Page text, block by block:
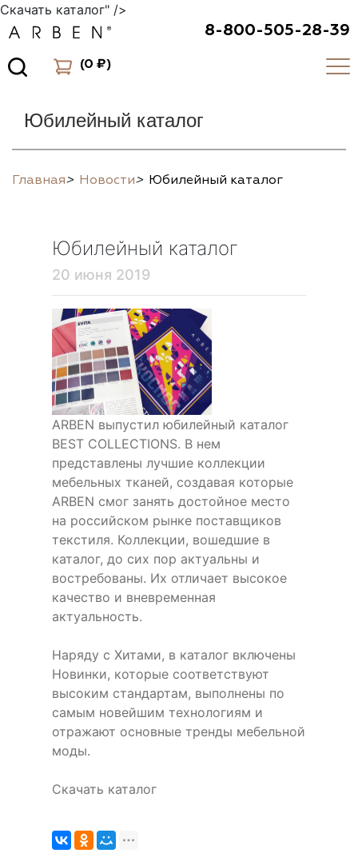
Скачать каталог" />
8-800-505-28-39
(0 ₽)
Юбилейный каталог
Главная> Новости> Юбилейный каталог
Юбилейный каталог
20 июня 2019
ARBEN выпустил юбилейный каталог
BEST COLLECTIONS. В нем
представлены лучшие коллекции
мебельных тканей, создавая которые
ARBEN смог занять достойное место
на российском рынке поставщиков
текстиля. Коллекции, вошедшие в
каталог, до сих пор актуальны и
востребованы. Их отличает высокое
качество и вневременная
актуальность.
Наряду с Хитами, в каталог включены
Новинки, которые соответствуют
высоким стандартам, выполнены по
самым новейшим технологиям и
отражают основные тренды мебельной
моды.
Скачать каталог